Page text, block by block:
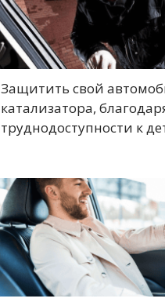
Защитить свой
катализатора,
труднодоступности к